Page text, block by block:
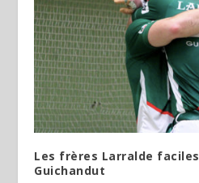
Les frères Larralde
Guichandut